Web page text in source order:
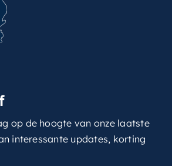
op de hoogte van onze laatste
interessante updates, korting